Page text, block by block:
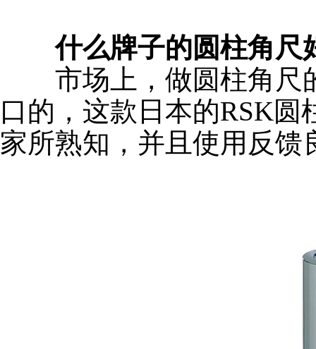
什么牌子的圆柱角尺
市场上，做圆柱角尺
口的，这款日本的RSK
家所熟知，并且使用反馈